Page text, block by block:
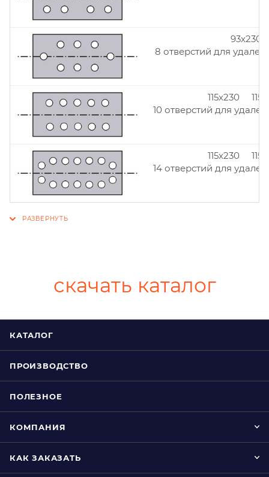
93x230
8 отверстий для
115x230
10 отверстий для
115x230
14 отверстий для
скачать каталог
КАТАЛОГ
ПРОИЗВОДСТВО
ПОЛЕЗНОЕ
КОМПАНИЯ
КАК ЗАКАЗАТЬ